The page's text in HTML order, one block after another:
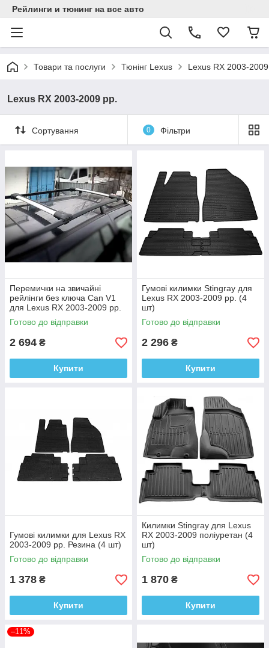
Рейлинги и тюнинг на все авто
Товари та послуги Тюнінг Lexus Lexus RX 2003-
Lexus RX 2003-2009 рр.
Сортування 0 Фільтри
Перемички на звичайні
рейлінги без ключа Can V1
для Lexus RX 2003-2009 рр.
Алюміній + пластик (2 шт)
Готово до відправки
2 694 ₴
Купити
Гумові килимки Stingray для
Lexus RX 2003-2009 рр. (4
шт)
Готово до відправки
2 296 ₴
Купити
Гумові килимки для Lexus RX
2003-2009 рр. Резина (4 шт)
Готово до відправки
1 378 ₴
Купити
Килимки Stingray для Lexus
RX 2003-2009 поліуретан (4
шт)
Готово до відправки
1 870 ₴
Купити
–11%